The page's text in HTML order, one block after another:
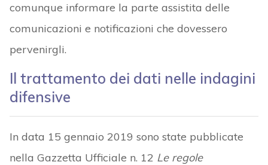
comunque informare la parte assistita delle
comunicazioni e notificazioni che dovessero
pervenirgli.
Il trattamento dei dati nelle indagini
difensive
In data 15 gennaio 2019 sono state pubblicate
nella Gazzetta Ufficiale n. 12 Le regole